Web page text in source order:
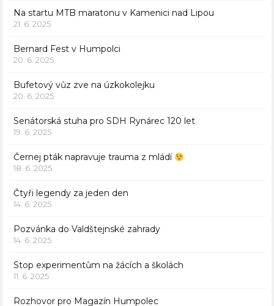
Na startu MTB maratonu v Kamenici nad Lipou
21. 6. 2025
Bernard Fest v Humpolci
20. 6. 2025
Bufetový vůz zve na úzkokolejku
20. 6. 2025
Senátorská stuha pro SDH Rynárec 120 let
19. 6. 2025
Černej pták napravuje trauma z mládí
18. 6. 2025
Čtyři legendy za jeden den
14. 6. 2025
Pozvánka do Valdštejnské zahrady
14. 6. 2025
Stop experimentům na žácích a školách
11. 6. 2025
Rozhovor pro Magazín Humpolec